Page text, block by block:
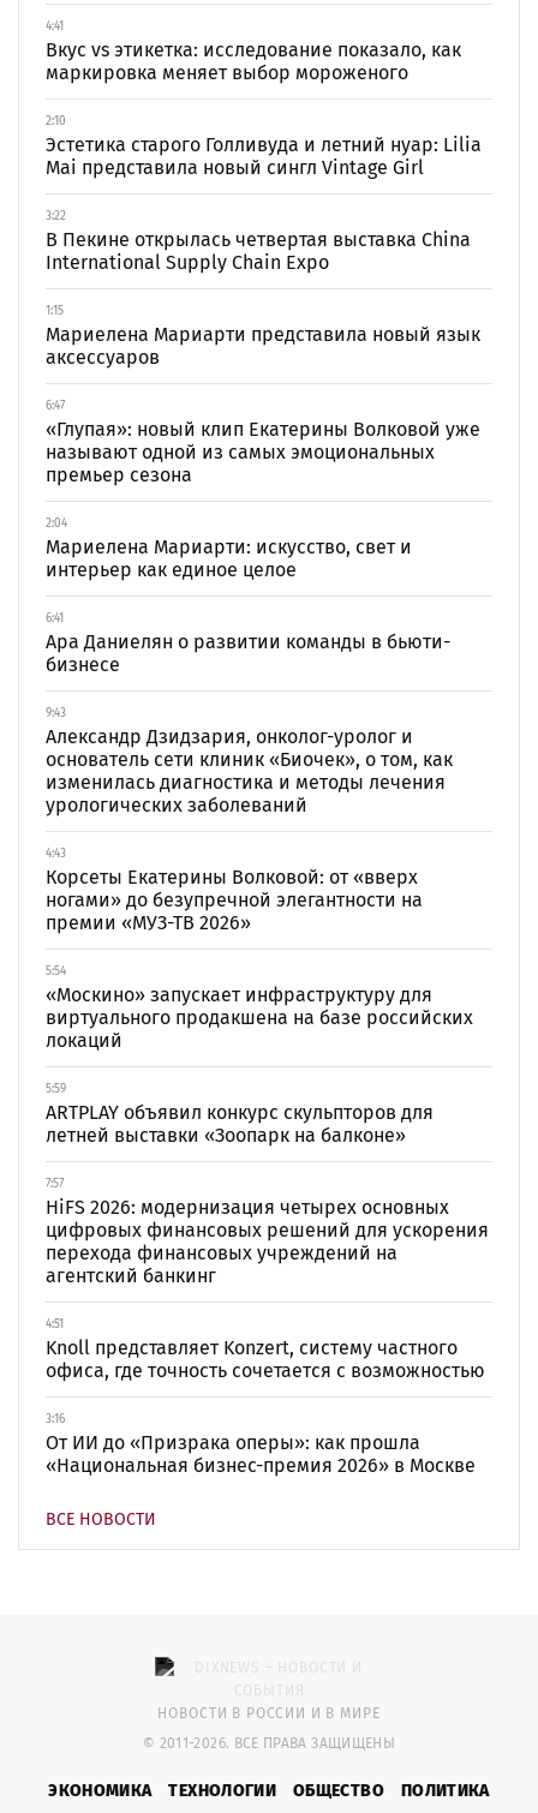
4:41
Вкус vs этикетка: исследование показало, как
маркировка меняет выбор мороженого
2:10
Эстетика старого Голливуда и летний нуар: Lilia
Mai представила новый сингл Vintage Girl
3:22
В Пекине открылась четвертая выставка China
International Supply Chain Expo
1:15
Мариелена Мариарти представила новый язык
аксессуаров
6:47
«Глупая»: новый клип Екатерины Волковой уже
называют одной из самых эмоциональных
премьер сезона
2:04
Мариелена Мариарти: искусство, свет и
интерьер как единое целое
6:41
Ара Даниелян о развитии команды в бьюти-
бизнесе
9:43
Александр Дзидзария, онколог-уролог и
основатель сети клиник «Биочек», о том, как
изменилась диагностика и методы лечения
урологических заболеваний
4:43
Корсеты Екатерины Волковой: от «вверх
ногами» до безупречной элегантности на
премии «МУЗ-ТВ 2026»
5:54
«Москино» запускает инфраструктуру для
виртуального продакшена на базе российских
локаций
5:59
ARTPLAY объявил конкурс скульпторов для
летней выставки «Зоопарк на балконе»
7:57
HiFS 2026: модернизация четырех основных
цифровых финансовых решений для ускорения
перехода финансовых учреждений на
агентский банкинг
4:51
Knoll представляет Konzert, систему частного
офиса, где точность сочетается с возможностью
3:16
От ИИ до «Призрака оперы»: как прошла
«Национальная бизнес-премия 2026» в Москве
ВСЕ НОВОСТИ
НОВОСТИ В РОССИИ И В МИРЕ
© 2011-2026. ВСЕ ПРАВА ЗАЩИЩЕНЫ
ЭКОНОМИКА ТЕХНОЛОГИИ ОБЩЕСТВО ПОЛИТИКА